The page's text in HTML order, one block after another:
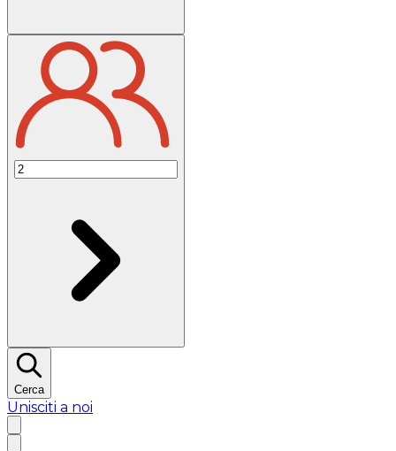
Cerca
Unisciti a noi